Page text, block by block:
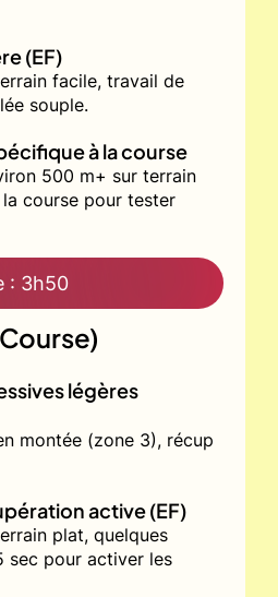
(EF)
facile, travail de
souple.
à la course
500 m+ sur terrain
course pour tester
: 3h50
légères
montée (zone 3), récup
active (EF)
plat, quelques
sec pour activer les